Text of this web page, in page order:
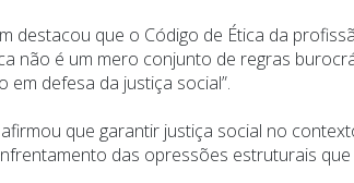
destacou que o Código de Ética da
não é um mero conjunto de regras
defesa da justiça social”.
que garantir justiça social no
das opressões estruturais